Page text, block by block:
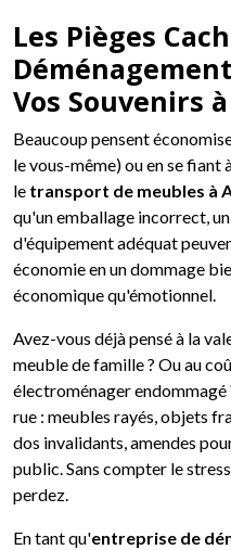
Les Pièges
Vos Souvenirs
Beaucoup pensent
le vous-même) ou en se
le transport de meubles à
qu'un emballage incorrect,
d'équipement adéquat
économie en un dommage
économique qu'émotionnel.
Avez-vous déjà pensé à la
meuble de famille ? Ou au
électroménager endommagé
rue : meubles rayés, objets
dos invalidants, amendes
public. Sans compter le
perdez.
En tant qu'entreprise de